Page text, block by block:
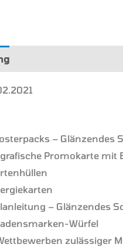
– Glänzendes
Promokarte mit
– Glänzendes
Würfel
zulässiger